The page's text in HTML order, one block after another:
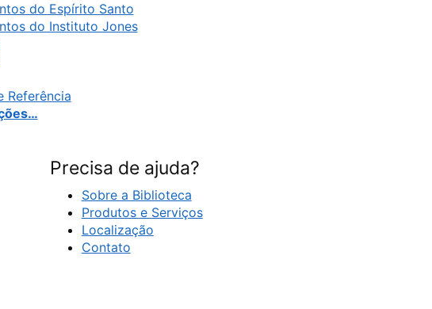
do Espírito Santo
do Instituto Jones
Referência
Precisa de ajuda?
Sobre a Biblioteca
Produtos e Serviços
Localização
Contato